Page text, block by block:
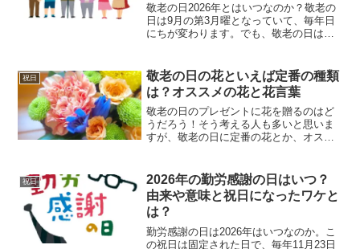
敬老の日2026年とはいつなのか？敬老の
日は9月の第3月曜となっていて、毎年日
にちが変わります。でも、敬老の日はも
る村長の働きかけがキッカケで全国的に
広まった祝日な...
祝日
敬老の日の花といえば定番の種類
は？オススメの花と花言葉
敬老の日のプレゼントに花を贈るのはど
うだろう！そう考える人も多いと思いま
すが、敬老の日に定番の花とか、オスス
なので、 日頃の感謝の気持ちを込めて。
大好きなお爺ちゃんお...
祝日
2026年の勤労感謝の日はいつ？
由来や意味と祝日になったワケと
は？
勤労感謝の日は2026年はいつなのか。こ
の祝日は固定された日で、毎年11月23日